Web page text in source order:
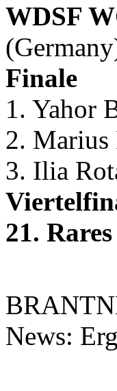
WDSF
Finale
1. Yahor
2. Marius
3. Ilia
21.
News: